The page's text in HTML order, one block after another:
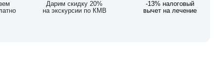
Дарим скидку 20%
на экскурсии по КМВ
-13% налоговый
вычет на лечение